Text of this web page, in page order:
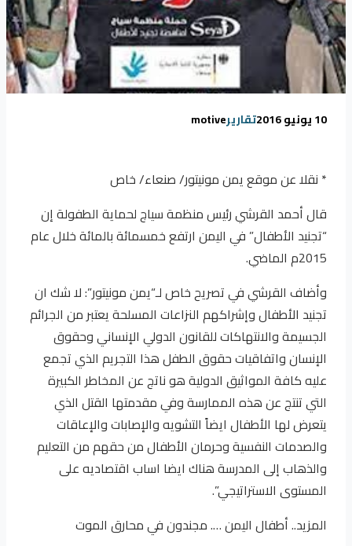
10 يونيو 2016 تقاريرmotive
* نقلا عن موقع يمن مونيتور/ صنعاء/ خاص
قال أحمد القرشي رئيس منظمة سياج لحماية الطفولة إن
“تجنيد الأطفال” في اليمن ارتفع خمسمائة بالمائة خلال عام
2015م الماضي.
وأضاف القرشي في تصريح خاص لـ“يمن مونيتور”: لا شك ان
تجنيد الأطفال وإشراكهم النزاعات المسلحة يعتبر من الجرائم
الجسيمة والانتهاكات للقانون الدولي الإنساني وحقوق
الإنسان واتفاقيات حقوق الطفل هذا التجريم الذي تجمع
عليه كافة المواثيق الدولية هو ناتج عن المخاطر الكبيرة
التي تنتج عن هذه الممارسة وفي مقدمتها القتل الذي
يتعرض لها الأطفال ايضاً التشويه والإصابات والإعاقات
والصدمات النفسية وحرمان الأطفال من حقهم من التعليم
والذهاب إلى المدرسة هناك ايضا اساب اقتصاديه على
المستوى الاستراتيجي”.
المزيد..أطفال اليمن …. مجندون في محارق الموت